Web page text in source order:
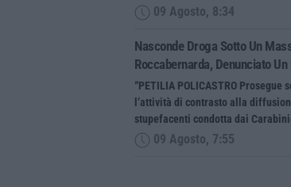
09 Agosto, 8:34
Nasconde Droga Sotto Un
Roccabernarda, Denunciato Un
“PETILIA POLICASTRO Prosegue
l’attività di contrasto alla
stupefacenti condotta dai
09 Agosto, 7:55